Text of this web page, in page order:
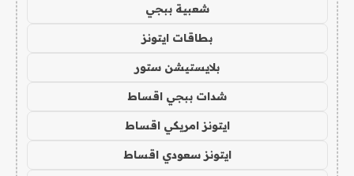
شعبية ببجي
بطاقات ايتونز
بلايستيشن ستور
شدات ببجي اقساط
ايتونز امريكي اقساط
ايتونز سعودي اقساط